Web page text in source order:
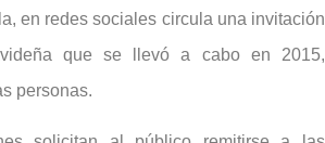
en redes sociales circula una invitación
que se llevó a cabo en 2015,
personas.